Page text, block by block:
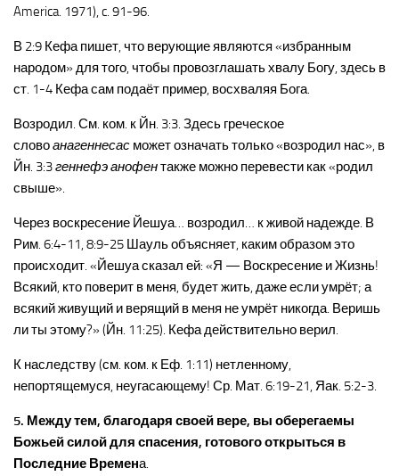
America. 1971), c. 91-96.
В 2:9 Кефа пишет, что верующие являются «избранным
народом» для того, чтобы провозглашать хвалу Богу, здесь в
ст. 1-4 Кефа сам подаёт пример, восхваляя Бога.
Возродил. См. ком. к Йн. 3:3. Здесь греческое
словоанагеннесас может означать только «возродил нас», в
Йн. 3:3геннефэ анофентакже можно перевести как «родил
свыше».
Через воскресение Йешуа… возродил… к живой надежде. В
Рим. 6:4-11, 8:9-25 Шауль объясняет, каким образом это
происходит. «Йешуа сказал ей: «Я — Воскресение и Жизнь!
Всякий, кто поверит в меня, будет жить, даже если умрёт; а
всякий живущий и верящий в меня не умрёт никогда. Веришь
ли ты этому?» (Йн. 11:25). Кефа действительно верил.
К наследству (см. ком. к Еф. 1:11) нетленному,
непортящемуся, неугасающему! Ср. Мат. 6:19-21, Яак. 5:2-3.
5. Между тем, благодаря своей вере, вы оберегаемы
Божьей силой для спасения, готового открыться в
Последние Времена.